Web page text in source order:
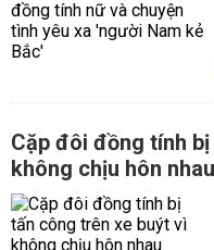
Cặp đôi đồng tính
không chịu hôn nhau